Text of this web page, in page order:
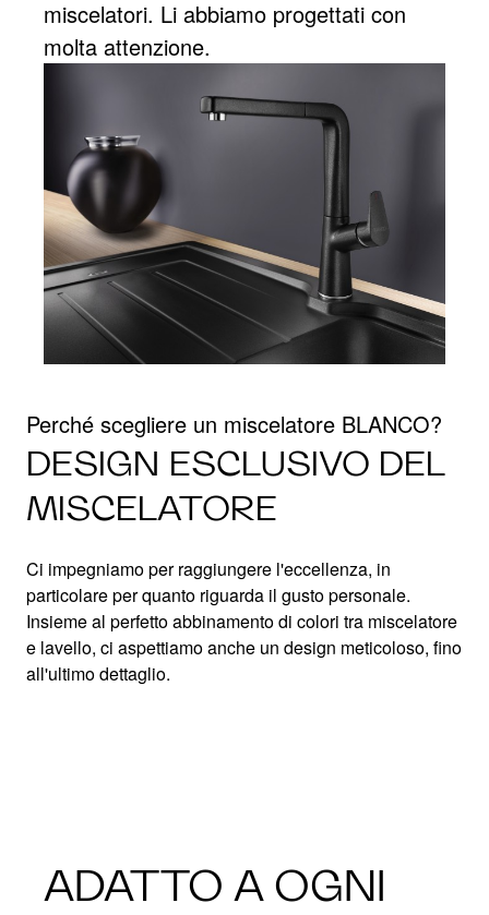
miscelatori. Li abbiamo progettati con
molta attenzione.
Perché scegliere un miscelatore BLANCO?
DESIGN ESCLUSIVO DEL
MISCELATORE
Ci impegniamo per raggiungere l'eccellenza, in
particolare per quanto riguarda il gusto personale.
Insieme al perfetto abbinamento di colori tra miscelatore
e lavello, ci aspettiamo anche un design meticoloso, fino
all'ultimo dettaglio.
ADATTO A OGNI